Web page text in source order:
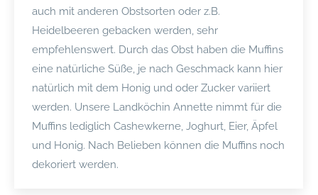
auch mit anderen Obstsorten oder z.B.
Heidelbeeren gebacken werden, sehr
empfehlenswert. Durch das Obst haben die Muffins
eine natürliche Süße, je nach Geschmack kann hier
natürlich mit dem Honig und oder Zucker variiert
werden. Unsere Landköchin Annette nimmt für die
Muffins lediglich Cashewkerne, Joghurt, Eier, Äpfel
und Honig. Nach Belieben können die Muffins noch
dekoriert werden.